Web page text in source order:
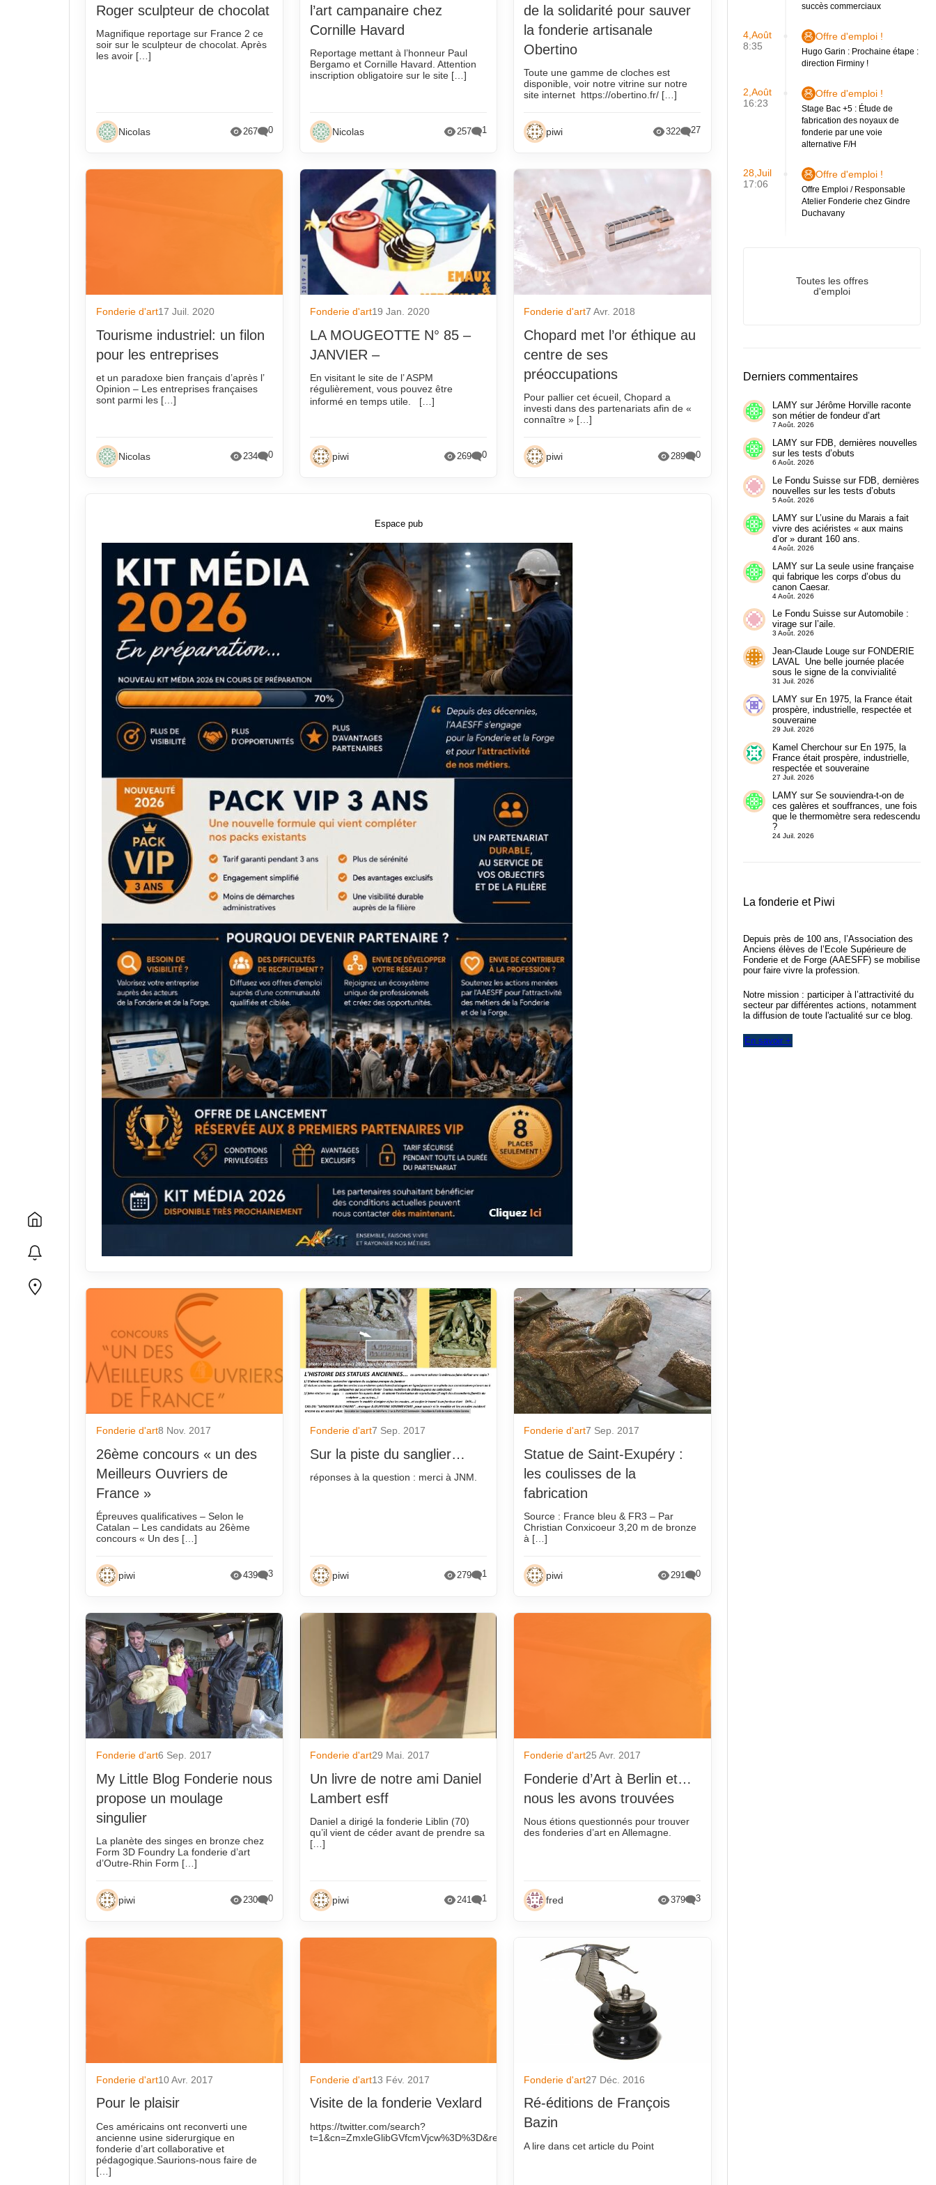
Economie
Fonderie amateur
Qui est qui
Selon la presse
Wiki fonderie
Roger sculpteur de chocolat
Magnifique reportage sur France 2 ce
soir sur le sculpteur de chocolat. Après
les avoir […]
Nicolas 267 0
l’art campanaire chez
Cornille Havard
Reportage mettant à l’honneur Paul
Bergamo et Cornille Havard. Attention
inscription obligatoire sur le site […]
Nicolas 257 1
de la solidarité pour sauver
la fonderie artisanale
Obertino
Toute une gamme de cloches est
disponible, voir notre vitrine sur notre
site internet https://obertino.fr/ […]
piwi 322 27
Fonderie d'art17 Juil. 2020
Tourisme industriel: un filon
pour les entreprises
et un paradoxe bien français d’après l’
Opinion – Les entreprises françaises
sont parmi les […]
Nicolas 234 0
Fonderie d'art19 Jan. 2020
LA MOUGEOTTE N° 85 –
JANVIER –
En visitant le site de l’ ASPM
régulièrement, vous pouvez être
informé en temps utile. […]
piwi 269 0
Fonderie d'art7 Avr. 2018
Chopard met l’or éthique au
centre de ses
préoccupations
Pour pallier cet écueil, Chopard a
investi dans des partenariats afin de «
connaître » […]
piwi 289 0
Fonderie d'art8 Nov. 2017
26ème concours « un des
Meilleurs Ouvriers de
France »
Épreuves qualificatives – Selon le
Catalan – Les candidats au 26ème
concours « Un des […]
piwi 439 3
Fonderie d'art7 Sep. 2017
Sur la piste du sanglier…
réponses à la question : merci à JNM.
piwi 279 1
Fonderie d'art7 Sep. 2017
Statue de Saint-Exupéry :
les coulisses de la
fabrication
Source : France bleu & FR3 – Par
Christian Conxicoeur 3,20 m de bronze
à […]
piwi 291 0
Fonderie d'art6 Sep. 2017
My Little Blog Fonderie nous
propose un moulage
singulier
La planète des singes en bronze chez
Form 3D Foundry La fonderie d’art
d’Outre-Rhin Form […]
piwi 230 0
Fonderie d'art29 Mai. 2017
Un livre de notre ami Daniel
Lambert esff
Daniel a dirigé la fonderie Liblin (70)
qu’il vient de céder avant de prendre sa
[…]
piwi 241 1
Fonderie d'art25 Avr. 2017
Fonderie d’Art à Berlin et…
nous les avons trouvées
Nous étions questionnés pour trouver
des fonderies d’art en Allemagne.
fred 379 3
Fonderie d'art10 Avr. 2017
Pour le plaisir
Ces américains ont reconverti une
ancienne usine siderurgique en
fonderie d’art collaborative et
pédagogique.Saurions-nous faire de
[…]
Fonderie d'art13 Fév. 2017
Visite de la fonderie Vexlard
https://twitter.com/search?
Fonderie d'art27 Déc. 2016
Ré-éditions de François
Bazin
A lire dans cet article du Point
Espace pub
succès commerciaux
4,Août
8:35
Offre d'emploi !
Hugo Garin : Prochaine étape :
direction Firminy !
2,Août
16:23
Offre d'emploi !
Stage Bac +5 : Étude de
fabrication des noyaux de
fonderie par une voie
alternative F/H
28,Juil
17:06
Offre d'emploi !
Offre Emploi / Responsable
Atelier Fonderie chez Gindre
Duchavany
Toutes les offres
d'emploi
Derniers commentaires
LAMYsur Jérôme Horville raconte
son métier de fondeur d’art
7 Août. 2026
LAMYsur FDB, dernières nouvelles
sur les tests d’obuts
6 Août. 2026
Le Fondu Suissesur FDB, dernières
nouvelles sur les tests d’obuts
5 Août. 2026
LAMYsur L’usine du Marais a fait
vivre des aciéristes « aux mains
d’or » durant 160 ans.
4 Août. 2026
LAMYsur La seule usine française
qui fabrique les corps d’obus du
canon Caesar.
4 Août. 2026
Le Fondu SuissesurAutomobile :
virage sur l’aile.
3 Août. 2026
Jean-Claude Lougesur FONDERIE
LAVAL Une belle journée placée
sous le signe de la convivialité
31 Juil. 2026
LAMYsur En 1975, la France était
prospère, industrielle, respectée et
souveraine
29 Juil. 2026
Kamel Cherchoursur En 1975, la
France était prospère, industrielle,
respectée et souveraine
27 Juil. 2026
LAMYsur Se souviendra-t-on de
ces galères et souffrances, une fois
que le thermomètre sera redescendu
?
24 Juil. 2026
La fonderie et Piwi
Depuis près de 100 ans, l’Association des
Anciens élèves de l’Ecole Supérieure de
Fonderie et de Forge (AAESFF) se mobilise
pour faire vivre la profession.
Notre mission : participer à l’attractivité du
secteur par différentes actions, notamment
la diffusion de toute l'actualité sur ce blog.
En savoir +